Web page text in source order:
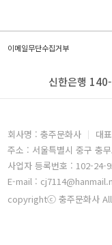
이메일무단수집거부
신한은행
회사명 : 충주문화사
대
주소 : 서울특별시 중구 충
사업자 등록번호 : 102-24-
E-mail :
copyrightⓒ 충주문화사